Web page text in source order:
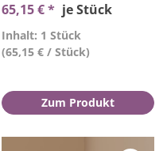
65,15 € * je Stück
Inhalt: 1 Stück
(65,15 € / Stück)
Zum Produkt